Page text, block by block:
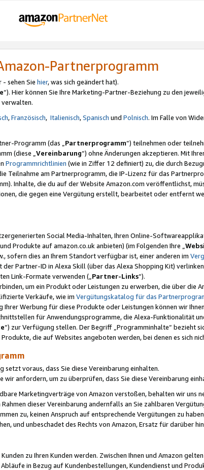
Partnerprogramm
sehen Sie hier, was sich geändert hat).
“). Hier können Sie Ihre Marketing-Partner-Beziehung zu den
verwalten.
,Französisch, Italienisch,Spanisch und Polnisch. Im Falle von
Programm (das „Partnerprogramm“) teilnehmen oder
(diese „Vereinbarung“) ohne Änderungen akzeptieren. Mit
Programmrichtlinien (wie in Ziffer 12 definiert) zu, die durch
Teilnahme am Partnerprogramm, die IP-Lizenz für das
Inhalte, die du auf der Website Amazon.com veröffentlichst,
die gegen eine Vergütung erstellt, bearbeitet oder entfernt
Social Media-Inhalten, Ihren Online-
Produkte auf amazon.co.uk anbieten) (im Folgenden Ihre „
sofern dies an Ihrem Standort verfügbar ist, einer anderen im
der Partner-ID in Alexa Skill (über das Alexa Shopping Kit)
Link-Formate verwenden („ Partner-Links“).
um ein Produkt oder Leistungen zu erwerben, die über die
Verkäufe, wie im Vergütungskatalog für das
Werbung für diese Produkte oder Leistungen können wir
für Anwendungsprogramme, die Alexa-Funktionalität
“) zur Verfügung stellen. Der Begriff „Programminhalte“ bezieht
die auf Websites angeboten werden, bei denen es sich
voraus, dass Sie diese Vereinbarung einhalten.
anfordern, um zu überprüfen, dass Sie diese Vereinbarung
Marketingverträge von Amazon verstoßen, behalten wir uns
dieser Vereinbarung andernfalls an Sie zahlbaren
zu, keinen Anspruch auf entsprechende Vergütungen zu
und unbeschadet des Rechts von Amazon, Ersatz für darüber
zu Ihren Kunden werden. Zwischen Ihnen und Amazon
in Bezug auf Kundenbestellungen, Kundendienst und